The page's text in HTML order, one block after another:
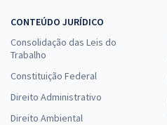
CONTEÚDO JURÍDICO
Consolidação das Leis do
Trabalho
Constituição Federal
Direito Administrativo
Direito Ambiental